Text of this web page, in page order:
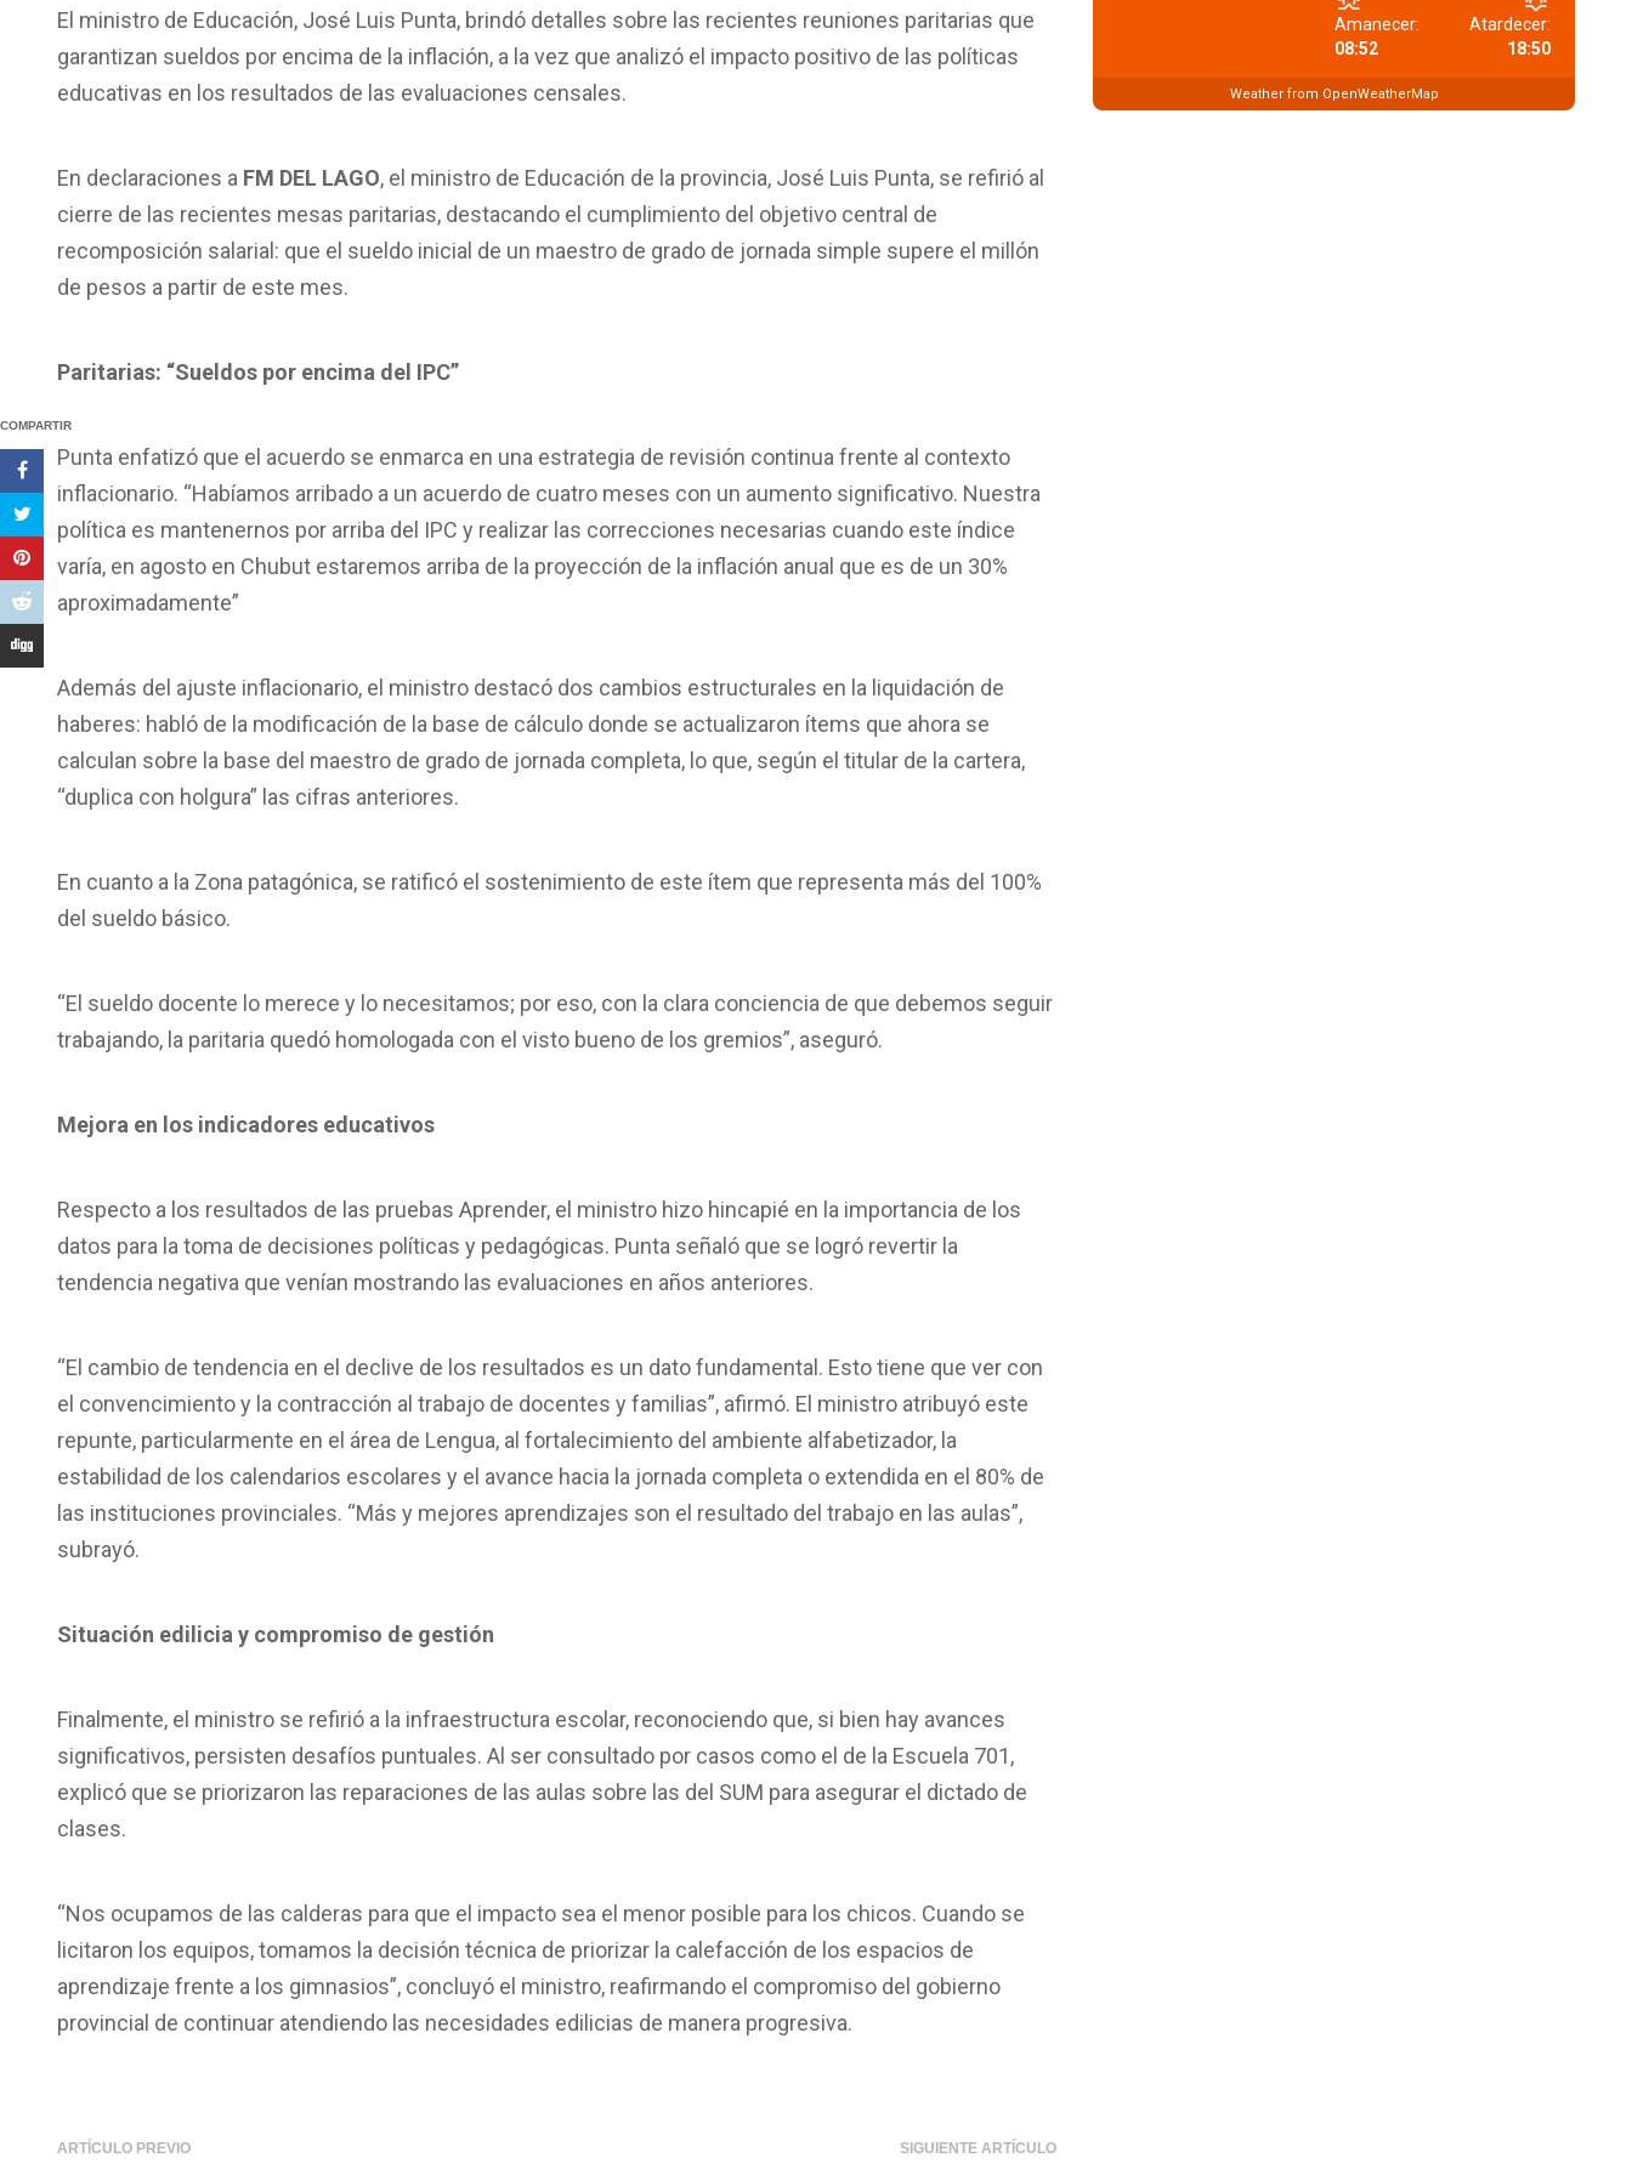
COMPARTIR
El ministro de Educación, José Luis Punta, brindó detalles sobre las recientes reuniones paritarias que
garantizan sueldos por encima de la inflación, a la vez que analizó el impacto positivo de las políticas
educativas en los resultados de las evaluaciones censales.
En declaraciones a FM DEL LAGO, el ministro de Educación de la provincia, José Luis Punta, se refirió al
cierre de las recientes mesas paritarias, destacando el cumplimiento del objetivo central de
recomposición salarial: que el sueldo inicial de un maestro de grado de jornada simple supere el millón
de pesos a partir de este mes.
Paritarias: “Sueldos por encima del IPC”
Punta enfatizó que el acuerdo se enmarca en una estrategia de revisión continua frente al contexto
inflacionario. “Habíamos arribado a un acuerdo de cuatro meses con un aumento significativo. Nuestra
política es mantenernos por arriba del IPC y realizar las correcciones necesarias cuando este índice
varía, en agosto en Chubut estaremos arriba de la proyección de la inflación anual que es de un 30%
aproximadamente”
Además del ajuste inflacionario, el ministro destacó dos cambios estructurales en la liquidación de
haberes: habló de la modificación de la base de cálculo donde se actualizaron ítems que ahora se
calculan sobre la base del maestro de grado de jornada completa, lo que, según el titular de la cartera,
“duplica con holgura” las cifras anteriores.
En cuanto a la Zona patagónica, se ratificó el sostenimiento de este ítem que representa más del 100%
del sueldo básico.
“El sueldo docente lo merece y lo necesitamos; por eso, con la clara conciencia de que debemos seguir
trabajando, la paritaria quedó homologada con el visto bueno de los gremios”, aseguró.
Mejora en los indicadores educativos
Respecto a los resultados de las pruebas Aprender, el ministro hizo hincapié en la importancia de los
datos para la toma de decisiones políticas y pedagógicas. Punta señaló que se logró revertir la
tendencia negativa que venían mostrando las evaluaciones en años anteriores.
“El cambio de tendencia en el declive de los resultados es un dato fundamental. Esto tiene que ver con
el convencimiento y la contracción al trabajo de docentes y familias”, afirmó. El ministro atribuyó este
repunte, particularmente en el área de Lengua, al fortalecimiento del ambiente alfabetizador, la
estabilidad de los calendarios escolares y el avance hacia la jornada completa o extendida en el 80% de
las instituciones provinciales. “Más y mejores aprendizajes son el resultado del trabajo en las aulas”,
subrayó.
Situación edilicia y compromiso de gestión
Finalmente, el ministro se refirió a la infraestructura escolar, reconociendo que, si bien hay avances
significativos, persisten desafíos puntuales. Al ser consultado por casos como el de la Escuela 701,
explicó que se priorizaron las reparaciones de las aulas sobre las del SUM para asegurar el dictado de
clases.
“Nos ocupamos de las calderas para que el impacto sea el menor posible para los chicos. Cuando se
licitaron los equipos, tomamos la decisión técnica de priorizar la calefacción de los espacios de
aprendizaje frente a los gimnasios”, concluyó el ministro, reafirmando el compromiso del gobierno
provincial de continuar atendiendo las necesidades edilicias de manera progresiva.
ARTÍCULO PREVIO SIGUIENTE ARTÍCULO
Amanecer:
08:52
Atardecer:
18:50
Weather from OpenWeatherMap